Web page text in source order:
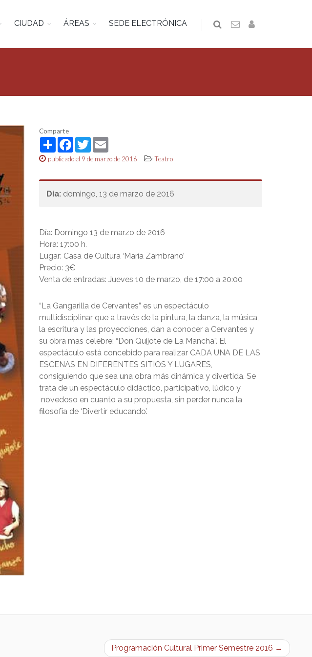
CIUDAD ÁREAS SEDE ELECTRÓNICA
Comparte
ShareFacebook
TwitterEmail
publicado el 9 de marzo de 2016 Teatro
Día: domingo, 13 de marzo de 2016
Día: Domingo 13 de marzo de 2016
Hora: 17:00 h.
Lugar: Casa de Cultura ‘María Zambrano’
Precio: 3€
Venta de entradas: Jueves 10 de marzo, de 17:00 a 20:00
“La Gangarilla de Cervantes” es un espectáculo
multidisciplinar que a través de la pintura, la danza, la música,
la escritura y las proyecciones, dan a conocer a Cervantes y
su obra mas celebre: “Don Quijote de La Mancha”. El
espectáculo está concebido para realizar CADA UNA DE LAS
ESCENAS EN DIFERENTES SITIOS Y LUGARES,
consiguiendo que sea una obra más dinámica y divertida. Se
trata de un espectáculo didáctico, participativo, lúdico y
novedoso en cuanto a su propuesta, sin perder nunca la
filosofía de ‘Divertir educando’.
Programación Cultural Primer Semestre 2016 →